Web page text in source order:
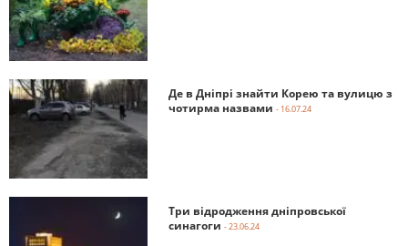
Де в Дніпрі знайти Корею та вулицю з
чотирма назвами - 16.07.24
Три відродження дніпровської
синагоги - 23.06.24